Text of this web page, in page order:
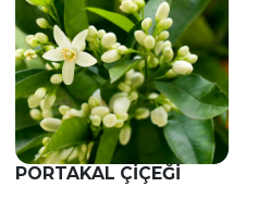
PORTAKAL ÇIÇEĞI